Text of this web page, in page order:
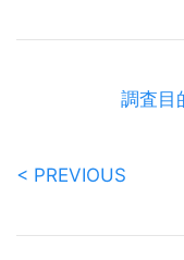
調査目
< PREVIOUS